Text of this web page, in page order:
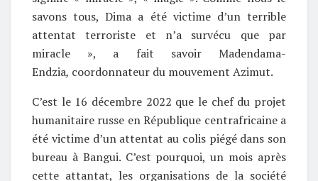
savons tous, Dima a été victime d’un terrible
attentat terroriste et n’a survécu que par
miracle », a fait savoir Madendama-
Endzia, coordonnateur du mouvement Azimut.
C’est le 16 décembre 2022 que le chef du projet
humanitaire russe en République centrafricaine a
été victime d’un attentat au colis piégé dans son
bureau à Bangui. C’est pourquoi, un mois après
cette attantat, les organisations de la société